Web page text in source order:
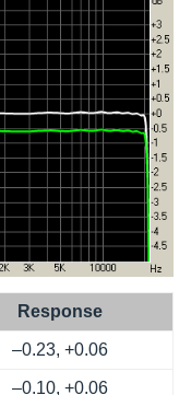
Response
–0.23, +0.06
–0.10, +0.06